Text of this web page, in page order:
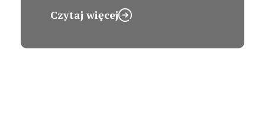
Czytaj więcej